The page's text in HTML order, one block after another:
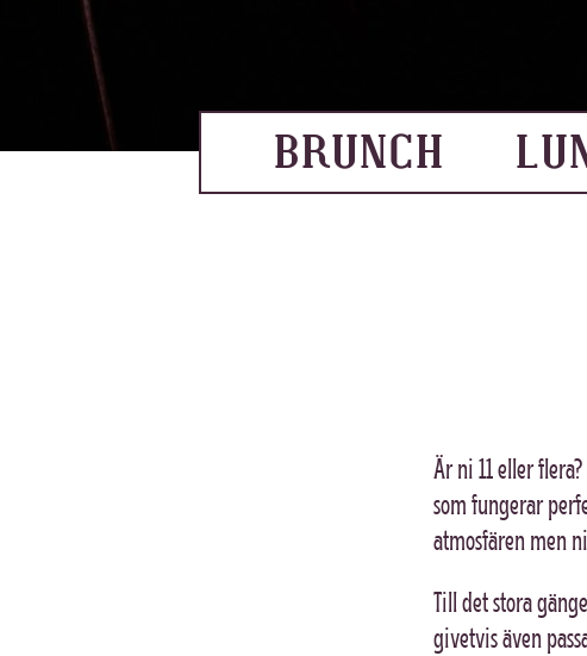
BRUNCH
Är ni 11 eller
som fungerar
atmosfären men
Till det stora
givetvis även